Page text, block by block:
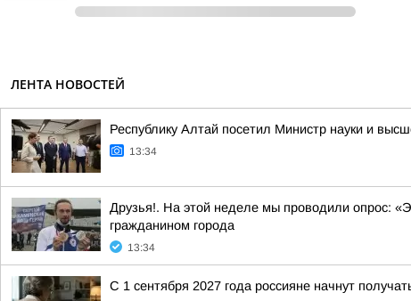
ЛЕНТА НОВОСТЕЙ
Республику Алтай посетил Министр науки и
13:34
Друзья!. На этой неделе мы проводили опрос:
гражданином города
13:34
С 1 сентября 2027 года россияне начнут